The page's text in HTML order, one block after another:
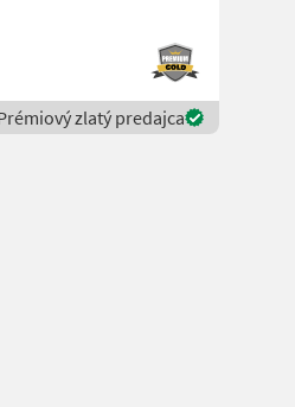
zlatý predajca